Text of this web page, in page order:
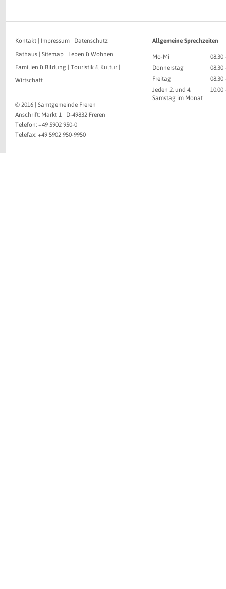
Kontakt Impressum Datenschutz
Rathaus
Sitemap Leben & Wohnen
Familien & Bildung
Touristik & Kultur
Wirtschaft
© 2016 | Samtgemeinde Freren
Anschrift: Markt 1 | D-49832 Freren
Telefon: +49 5902 950-0
Telefax: +49 5902 950-9950
Allgemeine Sprechzeiten
Mo-Mi
08.30
Donnerstag
08.30
Freitag
08.30
Jeden 2. und 4.
Samstag im Monat